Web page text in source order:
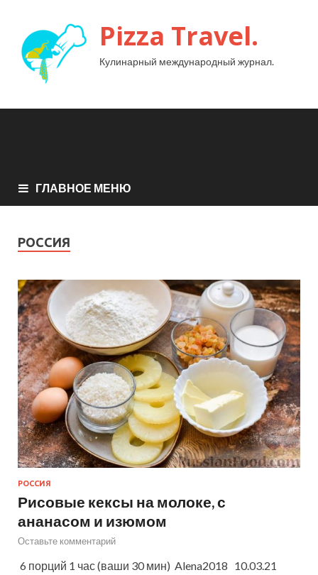
Pizza Travel.
Кулинарный международный журнал.
ГЛАВНОЕ МЕНЮ
РОССИЯ
РОССИЯ
Рисовые кексы на молоке, с
ананасом и изюмом
Оставьте комментарий
6 порций 1 час (ваши 30 мин) Alena2018 10.03.21